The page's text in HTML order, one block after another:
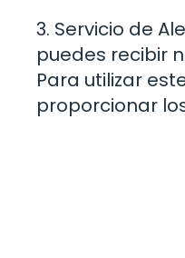
3. Servicio de
puedes recibir
Para utilizar
proporcionar